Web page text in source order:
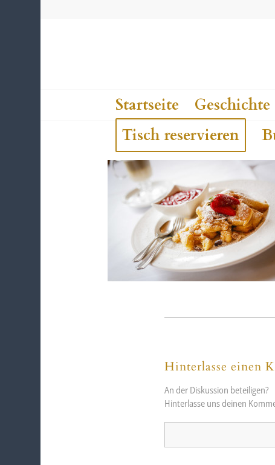
Startseite Geschichte
Tisch reservieren
Hinterlasse einen
An der Diskussion beteiligen?
Hinterlasse uns deinen